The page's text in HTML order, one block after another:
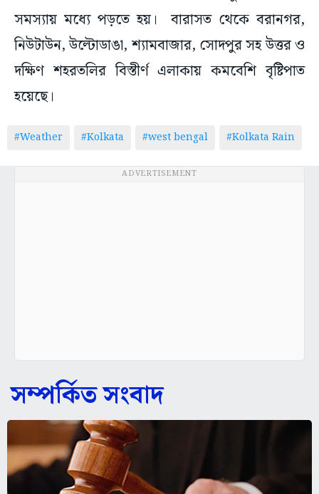
সমস্যায় মধ্যে পড়তে হয়। বারাসত থেকে বরানগর,
নিউটাউন, উল্টোডাঙা, শ্যামবাজার, সোদপুর সহ উত্তর ও
দক্ষিণ শহরতলির বিস্তীর্ণ এলাকায় কমবেশি বৃষ্টিপাত
হয়েছে।
#Weather #Kolkata #west bengal #Kolkata Rain
ADVERTISEMENT
সম্পর্কিত সংবাদ